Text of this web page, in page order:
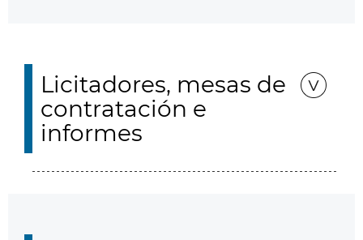
Licitadores, mesas de
contratación e
informes